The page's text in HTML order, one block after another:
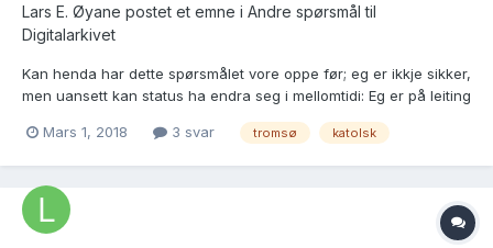
Lars E. Øyane postet et emne i Andre spørsmål til
Digitalarkivet
Kan henda har dette spørsmålet vore oppe før; eg er ikkje sikker,
men uansett kan status ha endra seg i mellomtidi: Eg er på leiting
«konverterte» til katolisismen, men finn ikkje kyrkjebøker for den
Mars 1, 2018 3 svar tromsø katolsk